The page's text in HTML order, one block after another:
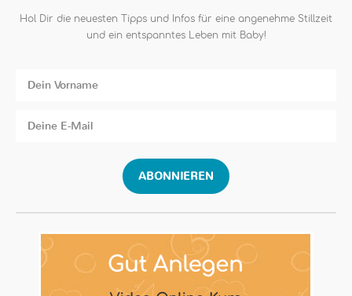
Hol Dir die neuesten Tipps und Infos für eine angenehme Stillzeit
und ein entspanntes Leben mit Baby!
ABONNIEREN